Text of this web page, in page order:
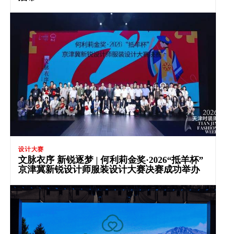
设计大赛
文脉衣序 新锐逐梦 | 何利莉金奖·2026“抵羊杯”
京津冀新锐设计师服装设计大赛决赛成功举办